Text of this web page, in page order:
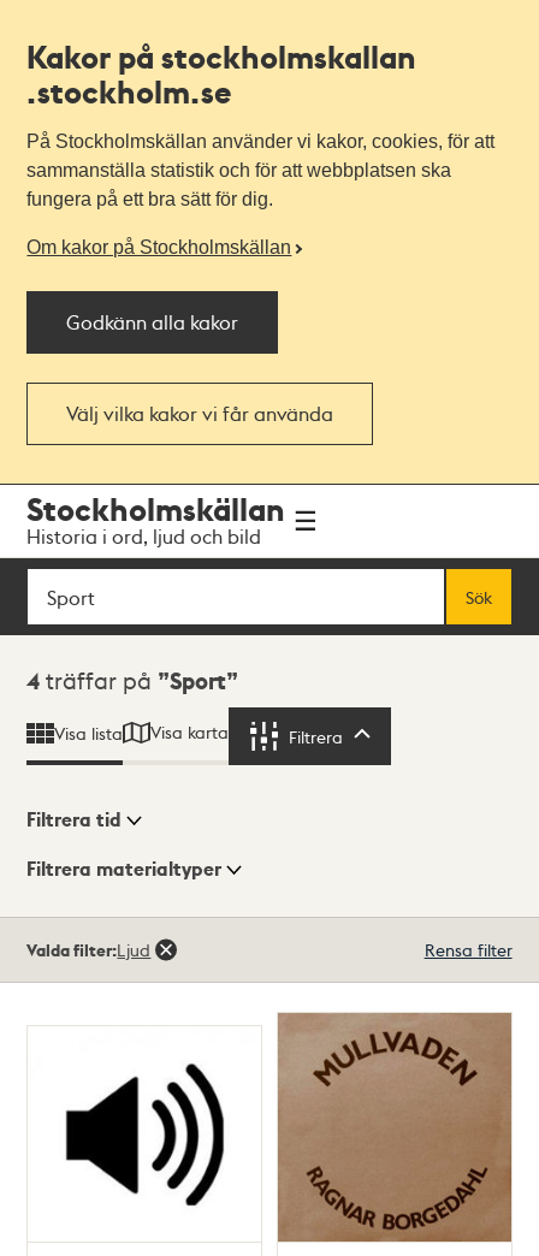
Kakor på stockholmskallan
.stockholm.se
På Stockholmskällan använder vi kakor, cookies, för att
sammanställa statistik och för att webbplatsen ska
fungera på ett bra sätt för dig.
Om kakor på Stockholmskällan
Godkänn alla kakor
Välj vilka kakor vi får använda
navigationen
huvudinnehållet
Stockholmskällan
Historia i ord, ljud och bild
Sök
Sök
Sökresultat
4 träffar på Sport
Visa lista Visa karta Filtrera
Visningsläge
Filtrera tid
Filtrera materialtyper
träffar
Valda filter:Ljud Rensa filter